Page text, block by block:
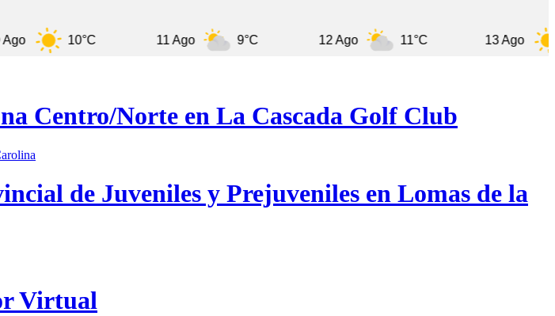
10°C 9°C 11°C 11°C
Centro/Norte en La Cascada Golf Club
de Juveniles y Prejuveniles en Lomas de la
Virtual